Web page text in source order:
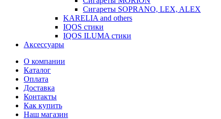
Сигареты SOPRANO, LEX, ALEX
KARELIA and others
IQOS стики
IQOS ILUMA стики
Аксессуары
О компании
Каталог
Оплата
Доставка
Контакты
Как купить
Наш магазин